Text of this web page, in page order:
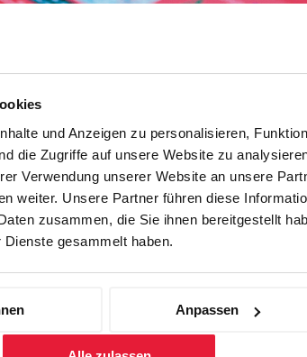
und Anzeigen zu personalisieren,
die Zugriffe auf unsere Website zu
Verwendung unserer Website an unsere
weiter. Unsere Partner führen diese
zusammen, die Sie ihnen bereitgestellt
gesammelt haben.
Anpassen
Inhouse, Consulting
Berufsbegleitendes
für Führungskräfte
umgezogen.